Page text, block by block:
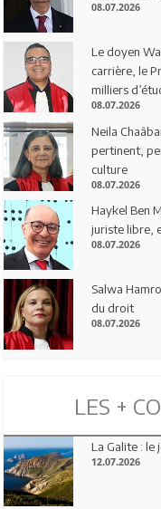
08.07.2026
Le doyen
carrière, le
milliers
08.07.2026
Neila
pertinent,
culture
08.07.2026
Haykel Ben
juriste libre,
08.07.2026
Salwa
du droit
08.07.2026
LES +
La Galite : le
12.07.2026